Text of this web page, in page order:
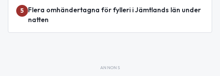
5
Flera omhändertagna för fylleri i Jämtlands län under
natten
ANNONS